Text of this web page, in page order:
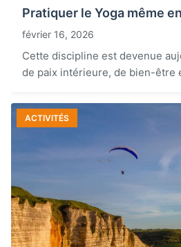
Pratiquer le Yoga même
février 16, 2026
Cette discipline est devenue
de paix intérieure, de bien-être
ACTIVITÉS